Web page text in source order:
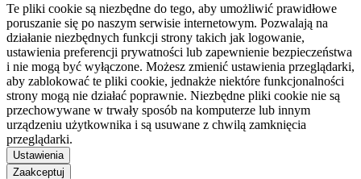
Te pliki cookie są niezbędne do tego, aby umożliwić prawidłowe
poruszanie się po naszym serwisie internetowym. Pozwalają na
działanie niezbędnych funkcji strony takich jak logowanie,
ustawienia preferencji prywatności lub zapewnienie bezpieczeństwa
i nie mogą być wyłączone. Możesz zmienić ustawienia przeglądarki,
aby zablokować te pliki cookie, jednakże niektóre funkcjonalności
strony mogą nie działać poprawnie. Niezbędne pliki cookie nie są
przechowywane w trwały sposób na komputerze lub innym
urządzeniu użytkownika i są usuwane z chwilą zamknięcia
przeglądarki.
Ustawienia
Zaakceptuj